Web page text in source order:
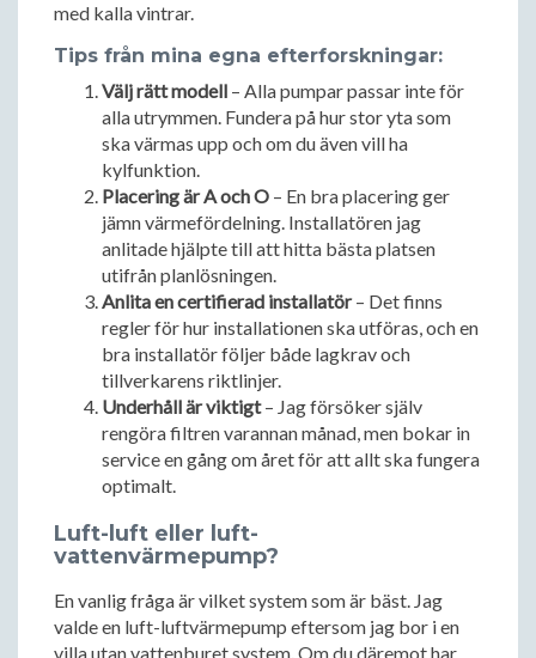
med kalla vintrar.
Tips från mina egna efterforskningar:
Välj rätt modell – Alla pumpar passar inte för
alla utrymmen. Fundera på hur stor yta som
ska värmas upp och om du även vill ha
kylfunktion.
Placering är A och O – En bra placering ger
jämn värmefördelning. Installatören jag
anlitade hjälpte till att hitta bästa platsen
utifrån planlösningen.
Anlita en certifierad installatör– Det finns
regler för hur installationen ska utföras, och en
bra installatör följer både lagkrav och
tillverkarens riktlinjer.
Underhåll är viktigt– Jag försöker själv
rengöra filtren varannan månad, men bokar in
service en gång om året för att allt ska fungera
optimalt.
Luft-luft eller luft-
vattenvärmepump?
En vanlig fråga är vilket system som är bäst. Jag
valde en luft-luftvärmepump eftersom jag bor i en
villa utan vattenburet system. Om du däremot har